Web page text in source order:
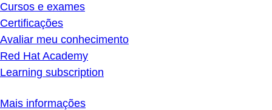
Cursos e exames
Certificações
Avaliar meu conhecimento
Red Hat Academy
Learning subscription
Mais informações